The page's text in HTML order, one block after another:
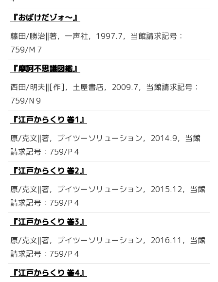
『おばけだゾォ〜』
藤田/勝治‖著，一声社，1997.7，当館請求記号：
759/M 7
『摩訶不思議図鑑』
西田/明夫‖[作]，土屋書店，2009.7，当館請求記号：
759/N 9
『江戸からくり 巻1』
原/克文‖著，ブイツーソリューション，2014.9，当館
請求記号：759/P 4
『江戸からくり 巻2』
原/克文‖著，ブイツーソリューション，2015.12，当館
請求記号：759/P 4
『江戸からくり 巻3』
原/克文‖著，ブイツーソリューション，2016.11，当館
請求記号：759/P 4
『江戸からくり 巻4』